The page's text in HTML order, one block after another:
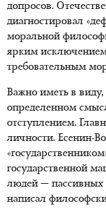
допросов.
диагностировал
моральной
ярким
требовательным
Важно иметь в виду,
определенном
отступлением.
личности. Есенин-
государственной
людей — пассивных
написал